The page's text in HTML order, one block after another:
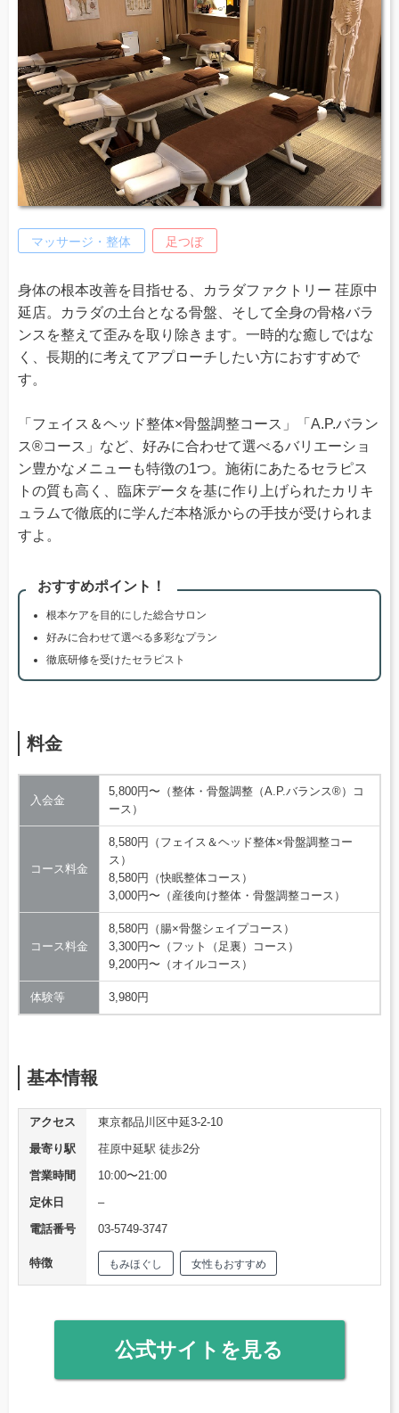
マッサージ・整体 足つぼ
身体の根本改善を目指せる、カラダファクトリー 荏原中
延店。カラダの土台となる骨盤、そして全身の骨格バラ
ンスを整えて歪みを取り除きます。一時的な癒しではな
く、長期的に考えてアプローチしたい方におすすめで
す。
「フェイス＆ヘッド整体×骨盤調整コース」「A.P.バラン
ス®コース」など、好みに合わせて選べるバリエーショ
ン豊かなメニューも特徴の1つ。施術にあたるセラピス
トの質も高く、臨床データを基に作り上げられたカリキ
ュラムで徹底的に学んだ本格派からの手技が受けられま
すよ。
おすすめポイント！
根本ケアを目的にした総合サロン
好みに合わせて選べる多彩なプラン
徹底研修を受けたセラピスト
料金
入会金
5,800円〜（整体・骨盤調整（A.P.バランス®）コ
ース）
コース料金
8,580円（フェイス＆ヘッド整体×骨盤調整コー
ス）
8,580円（快眠整体コース）
3,000円〜（産後向け整体・骨盤調整コース）
コース料金
8,580円（腸×骨盤シェイプコース）
3,300円〜（フット（足裏）コース）
9,200円〜（オイルコース）
体験等 3,980円
基本情報
アクセス
東京都品川区中延3-2-10
最寄り駅
荏原中延駅 徒歩2分
営業時間
10:00〜21:00
定休日
–
電話番号
03-5749-3747
特徴 もみほぐし 女性もおすすめ
公式サイトを見る